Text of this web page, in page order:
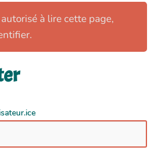
à lire cette page,